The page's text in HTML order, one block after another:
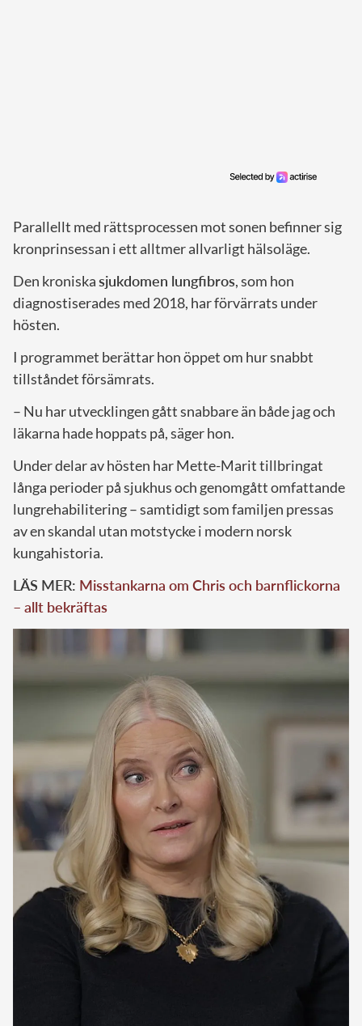
Parallellt med rättsprocessen mot sonen befinner sig
kronprinsessan i ett alltmer allvarligt hälsoläge.
Den kroniskasjukdomen lungfibros, som hon
diagnostiserades med 2018, har förvärrats under
hösten.
I programmet berättar hon öppet om hur snabbt
tillståndet försämrats.
– Nu har utvecklingen gått snabbare än både jag och
läkarna hade hoppats på, säger hon.
Under delar av hösten har Mette-Marit tillbringat
långa perioder på sjukhus och genomgått omfattande
lungrehabilitering – samtidigt som familjen pressas
av en skandal utan motstycke i modern norsk
kungahistoria.
LÄS MER: Misstankarna om Chris och barnflickorna
– allt bekräftas